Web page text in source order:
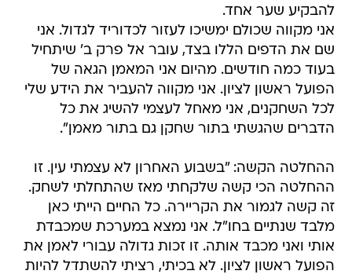
להבקיע שער אחד.
אני מקווה שכולם ימשיכו לעזור לכדוריד לגדול. אני
שם את הדפים הללו בצד, עובר אל פרק ב' שיתחיל
בעוד כמה חודשים. מהיום אני המאמן הגאה של
הפועל ראשון לציון. אני מקווה להעביר את הידע שלי
לכל השחקנים, אני מאחל לעצמי להשיג את כל
הדברים שהגשתי בתור שחקן גם בתור מאמן".
ההחלטה הקשה: "בשבוע האחרון לא עצמתי עין. זו
ההחלטה הכי קשה שלקחתי מאז שהתחלתי לשחק.
זה קשה לגמור את הקריירה. כל החיים הייתי כאן
מלבד שנתיים בחו"ל. אני נמצא במערכת שמכבדת
אותי ואני מכבד אותה. זו זכות גדולה עבורי לאמן את
הפועל ראשון לציון. לא בכיתי, רציתי להשתדל להיות